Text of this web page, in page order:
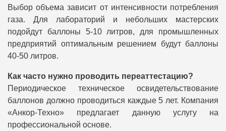
Выбор объема зависит от интенсивности потребления
газа. Для лабораторий и небольших мастерских
подойдут баллоны 5-10 литров, для промышленных
предприятий оптимальным решением будут баллоны
40-50 литров.
Как часто нужно проводить переаттестацию?
Периодическое техническое освидетельствование
баллонов должно проводиться каждые 5 лет. Компания
«Анкор-Техно» предлагает данную услугу на
профессиональной основе.